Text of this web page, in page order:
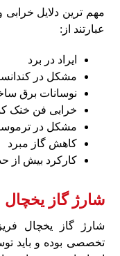
مهم ترین دلایل
عبارتند از:
ایراد در برد
مشکل در
نوسانات برق
خرابی فن خنک‌
مشکل در
کاهش گاز مبرد
کارکرد بیش از
شارژ گاز یخچال
شارژ گاز یخچال
تخصصی بوده و باید